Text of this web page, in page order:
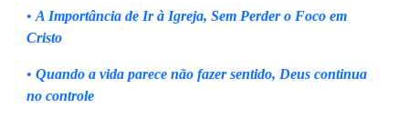
• A Importância de Ir à Igreja, Sem Perder o Foco em
Cristo
• Quando a vida parece não fazer sentido, Deus continua
no controle